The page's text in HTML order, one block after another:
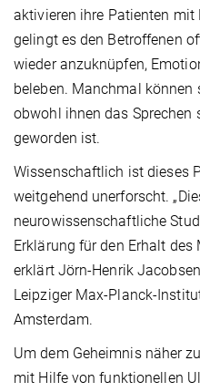
aktivieren ihre Patienten
gelingt es den Betroffenen
wieder anzuknüpfen,
beleben. Manchmal können
obwohl ihnen das
geworden ist.
Wissenschaftlich ist dieses
weitgehend unerforscht.
neurowissenschaftliche
Erklärung für den Erhalt
erklärt Jörn-Henrik
Leipziger Max-Planck-
Amsterdam.
Um dem Geheimnis näher
mit Hilfe von funktionellen